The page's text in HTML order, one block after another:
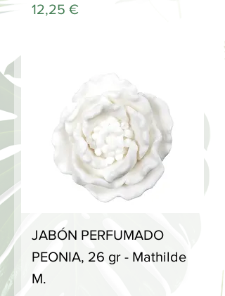
Precio
12,25 €
JABÓN PERFUMADO
PEONIA, 26 gr - Mathilde
M.